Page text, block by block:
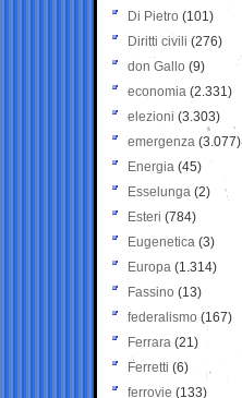
Di Pietro (101)
Diritti civili (276)
don Gallo (9)
economia (2.331)
elezioni (3.303)
emergenza (3.077)
Energia (45)
Esselunga (2)
Esteri (784)
Eugenetica (3)
Europa (1.314)
Fassino (13)
federalismo (167)
Ferrara (21)
Ferretti (6)
ferrovie (133)